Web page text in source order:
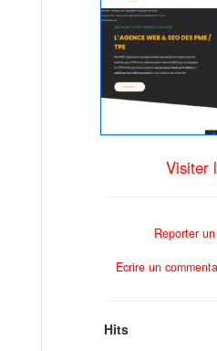
Visiter
Reporter
Ecrire un
Hits